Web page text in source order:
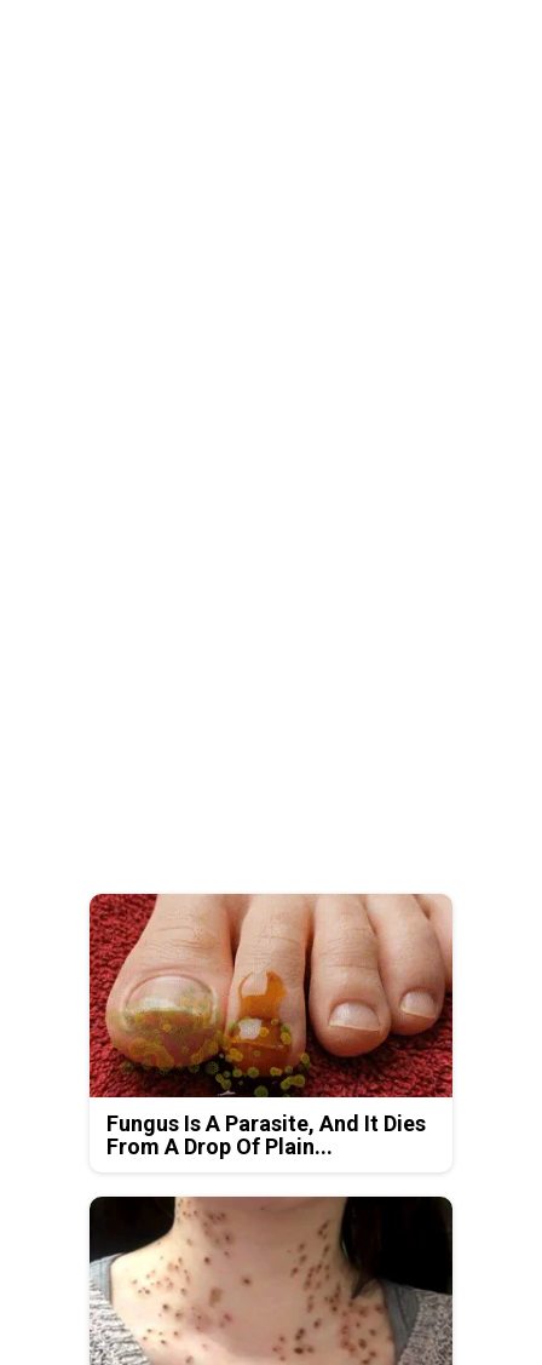
Fungus Is A Parasite, And It Dies
From A Drop Of Plain...